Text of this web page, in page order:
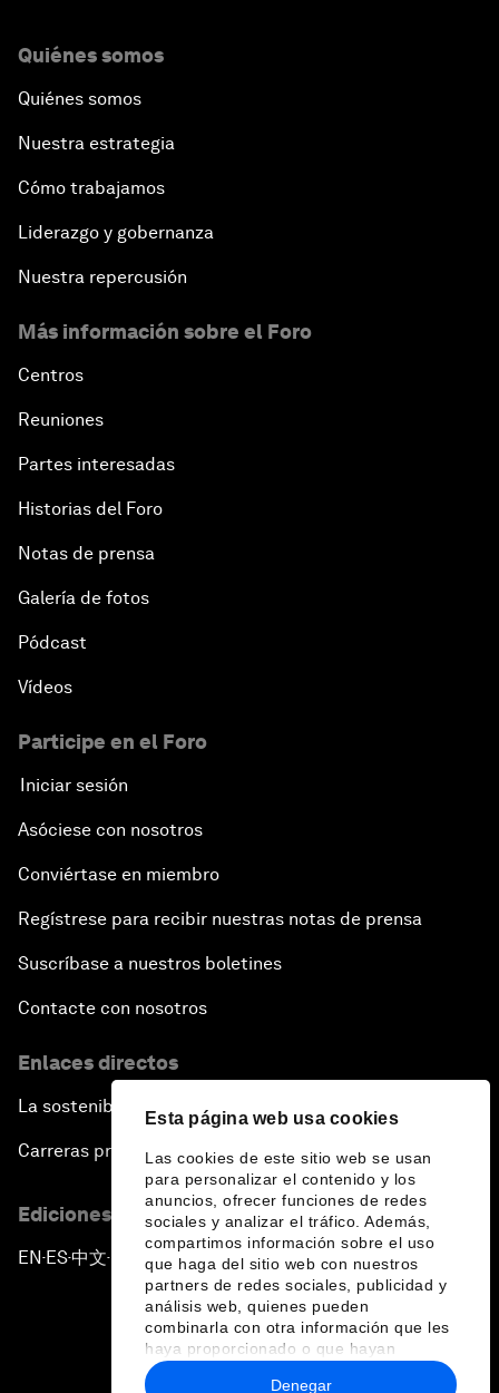
Esta página web usa cookies
Las cookies de este sitio web se usan
para personalizar el contenido y los
anuncios, ofrecer funciones de redes
sociales y analizar el tráfico. Además,
compartimos información sobre el uso
que haga del sitio web con nuestros
partners de redes sociales, publicidad y
análisis web, quienes pueden
combinarla con otra información que les
haya proporcionado o que hayan
recopilado a partir del uso que haya
Denegar
Quiénes somos
Quiénes somos
Nuestra estrategia
Cómo trabajamos
Liderazgo y gobernanza
Nuestra repercusión
Más información sobre el Foro
Centros
Reuniones
Partes interesadas
Historias del Foro
Notas de prensa
Galería de fotos
Pódcast
Vídeos
Participe en el Foro
Iniciar sesión
Asóciese con nosotros
Conviértase en miembro
Regístrese para recibir nuestras notas de prensa
Suscríbase a nuestros boletines
Contacte con nosotros
Enlaces directos
La sostenibilidad en el Foro
Carreras profesionales
Ediciones en otros idiomas
EN ▪ ES▪中文▪ 日本語